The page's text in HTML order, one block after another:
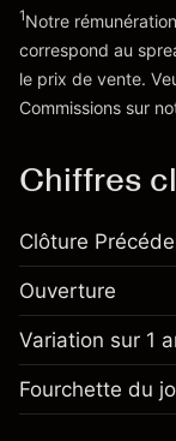
Vers la
1Notre
correspond au
le prix de vente.
Commissions sur
Chiffres
Clôture
Ouverture
Variation sur 1
Fourchette du